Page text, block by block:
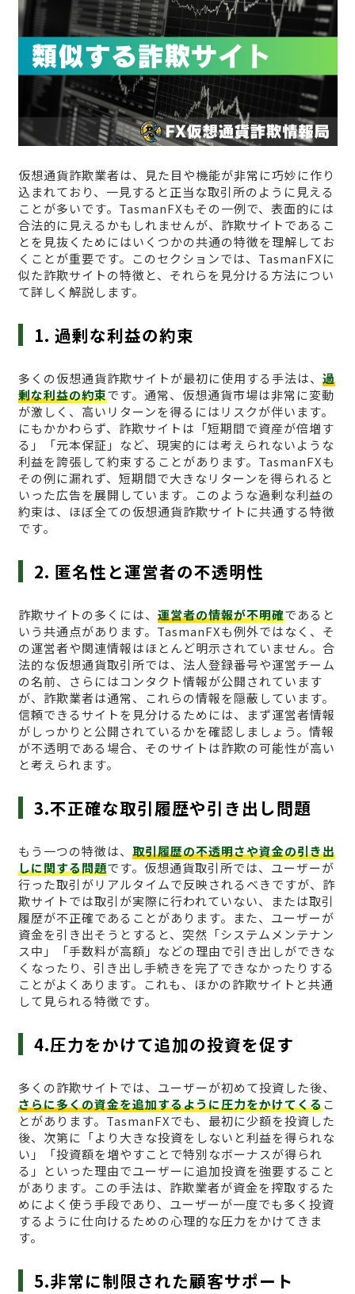
仮想通貨詐欺業者は、見た目や機能が非常に巧妙に作り
込まれており、一見すると正当な取引所のように見える
ことが多いです。TasmanFXもその一例で、表面的には
合法的に見えるかもしれませんが、詐欺サイトであるこ
とを見抜くためにはいくつかの共通の特徴を理解してお
くことが重要です。このセクションでは、TasmanFXに
似た詐欺サイトの特徴と、それらを見分ける方法につい
て詳しく解説します。
1. 過剰な利益の約束
多くの仮想通貨詐欺サイトが最初に使用する手法は、 過
剰な利益の約束です。通常、仮想通貨市場は非常に変動
が激しく、高いリターンを得るにはリスクが伴います。
にもかかわらず、詐欺サイトは「短期間で資産が倍増す
る」「元本保証」など、現実的には考えられないような
利益を誇張して約束することがあります。TasmanFXも
その例に漏れず、短期間で大きなリターンを得られると
いった広告を展開しています。このような過剰な利益の
約束は、ほぼ全ての仮想通貨詐欺サイトに共通する特徴
です。
2. 匿名性と運営者の不透明性
詐欺サイトの多くには、 運営者の情報が不明確であると
いう共通点があります。TasmanFXも例外ではなく、そ
の運営者や関連情報はほとんど明示されていません。合
法的な仮想通貨取引所では、法人登録番号や運営チーム
の名前、さらにはコンタクト情報が公開されています
が、詐欺業者は通常、これらの情報を隠蔽しています。
信頼できるサイトを見分けるためには、まず運営者情報
がしっかりと公開されているかを確認しましょう。情報
が不透明である場合、そのサイトは詐欺の可能性が高い
と考えられます。
3.不正確な取引履歴や引き出し問題
もう一つの特徴は、 取引履歴の不透明さや資金の引き出
しに関する問題です。仮想通貨取引所では、ユーザーが
行った取引がリアルタイムで反映されるべきですが、詐
欺サイトでは取引が実際に行われていない、または取引
履歴が不正確であることがあります。また、ユーザーが
資金を引き出そうとすると、突然「システムメンテナン
ス中」「手数料が高額」などの理由で引き出しができな
くなったり、引き出し手続きを完了できなかったりする
ことがよくあります。これも、ほかの詐欺サイトと共通
して見られる特徴です。
4.圧力をかけて追加の投資を促す
多くの詐欺サイトでは、ユーザーが初めて投資した後、
さらに多くの資金を追加するように圧力をかけてくるこ
とがあります。TasmanFXでも、最初に少額を投資した
後、次第に「より大きな投資をしないと利益を得られな
い」「投資額を増やすことで特別なボーナスが得られ
る」といった理由でユーザーに追加投資を強要すること
があります。この手法は、詐欺業者が資金を搾取するた
めによく使う手段であり、ユーザーが一度でも多く投資
するように仕向けるための心理的な圧力をかけてきま
す。
5.非常に制限された顧客サポート